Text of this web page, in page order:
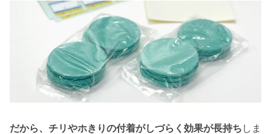
だから、チリやホきりの付着がしづらく効果が長持ち しま